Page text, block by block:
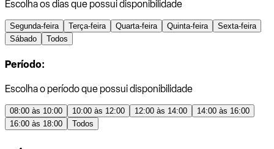
Escolha os dias que possui disponibilidade
Segunda-feira Terça-feira Quarta-feira Quinta-feira
Sexta-feira
Sábado
Todos
Período:
Escolha o período que possui disponibilidade
08:00 às 10:00 10:00 às 12:00 12:00 às 14:00
14:00 às 16:00
16:00 às 18:00
Todos